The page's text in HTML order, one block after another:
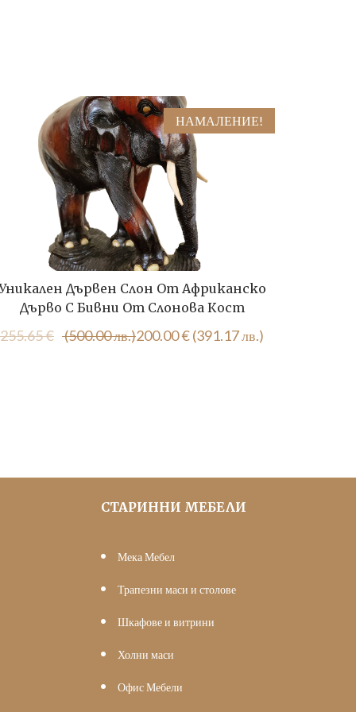
НАМАЛЕНИЕ!
Дървен Слон От Африканско
Дърво С Бивни От Слонова Кост
255.65€ (500.00 лв.)Original
200.00€(391.17 лв.)
Текущата
СТАРИННИ МЕБЕЛИ
Мека Мебел
Трапезни маси и столове
Шкафове и витрини
Холни маси
Офис Мебели